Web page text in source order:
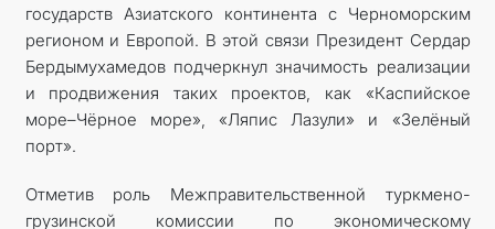
государств Азиатского континента с Черноморским
регионом и Европой. В этой связи Президент Сердар
Бердымухамедов подчеркнул значимость реализации
и продвижения таких проектов, как «Каспийское
море–Чёрное море», ­«Ляпис Лазули» и «Зелёный
порт».
Отметив роль Межправительственной туркмено-
грузинской комиссии по экономическому